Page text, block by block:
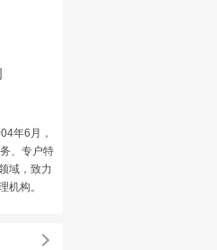
年6月，
、专户特
域，致力
机构。